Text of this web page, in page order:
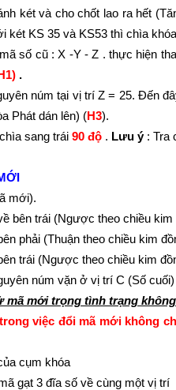
két và cho chốt lao ra hết
két KS 35 và KS53 thì chìa
số cũ : X -Y - Z . thực hiện
.
núm tại vị trí Z = 25. Đến
Phát dán lên) (H3).
sang trái 90 độ. Lưu ý: Tra
mới).
bên trái (Ngược theo chiều
phải (Thuận theo chiều kim
trái (Ngược theo chiều kim
núm vặn ở vị trí C (Số
mã mới trọng tình trạng
việc đổi mã mới không
cụm khóa
gạt 3 đĩa số về cùng một vị trí